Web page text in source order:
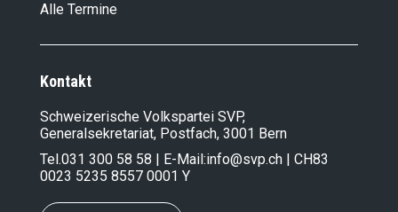
Alle Termine
Kontakt
Schweizerische Volkspartei SVP,
Generalsekretariat, Postfach, 3001 Bern
Tel.031 300 58 58 | E-Mail:info@svp.ch | CH83
0023 5235 8557 0001 Y